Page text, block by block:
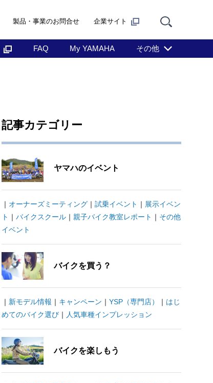
製品・事業のお問合せ 企業サイト
FAQ My YAMAHA その他
記事カテゴリー
ヤマハのイベント
｜ オーナーズミーティング｜ 試乗イベント ｜ 展示イベン
ト ｜ バイクスクール｜ 親子バイク教室レポート ｜ その他
イベント
バイクを買う？
｜ 新モデル情報 ｜ キャンペーン ｜ YSP（専門店） ｜ はじ
めてのバイク選び｜ 人気車種インプレッション
バイクを楽しもう